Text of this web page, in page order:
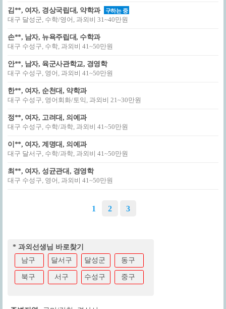
김**, 여자, 경상국립대, 약학과 구하는 중
대구 달성군, 수학/영어, 과외비 31~40만원
손**, 남자, 뉴욕주립대, 수학과
대구 수성구, 수학, 과외비 41~50만원
안**, 남자, 육군사관학교, 경영학
대구 수성구, 영어, 과외비 41~50만원
한**, 여자, 순천대, 약학과
대구 수성구, 영어회화/토익, 과외비 21~30만원
정**, 여자, 고려대, 의예과
대구 수성구, 수학/과학, 과외비 41~50만원
이**, 여자, 계명대, 의예과
대구 달서구, 수학/과학, 과외비 41~50만원
최**, 여자, 성균관대, 경영학
대구 수성구, 영어, 과외비 41~50만원
1 2 3
* 과외선생님 바로찾기
남구
달서구 달성군 동구
북구 서구 수성구 중구